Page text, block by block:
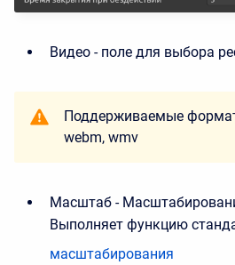
Видео - поле для выбора
Поддерживаемые
webm, wmv
Масштаб -
Выполняет функцию
масштабирования